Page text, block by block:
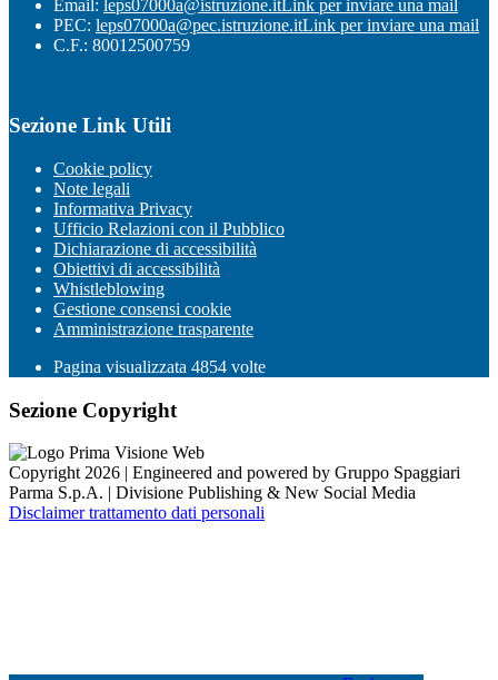
Email: leps07000a@istruzione.itLink per inviare una mail
PEC: leps07000a@pec.istruzione.itLink per inviare una mail
C.F.: 80012500759
Sezione Link Utili
Cookie policy
Note legali
Informativa Privacy
Ufficio Relazioni con il Pubblico
Dichiarazione di accessibilità
Obiettivi di accessibilità
Whistleblowing
Gestione consensi cookie
Amministrazione trasparente
Pagina visualizzata 4854 volte
Sezione Copyright
Copyright 2026 | Engineered and powered by Gruppo Spaggiari
Parma S.p.A. | Divisione Publishing & New Social Media
Disclaimer trattamento dati personali